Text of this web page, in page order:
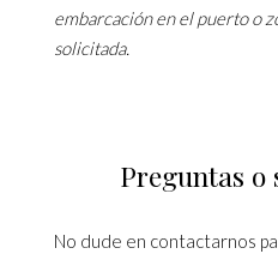
embarcación en el puerto o
solicitada.
Preguntas o
No dude en contactarnos